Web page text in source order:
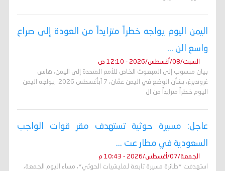
اليمن اليوم يواجه خطراً متزايداً من العودة إلى صراع
واسع الن ...
السبت/08/أغسطس/2026 - 12:10 ص
بيان منسوب إلى المبعوث الخاص للأمم المتحدة إلى اليمن، هانس
غروندبرغ، بشأن الوضع في اليمن عمّان، 7 آبأغسطس 2026- يواجه اليمن
اليوم خطراً متزايداً من ال
عاجل: مسيرة حوثية تستهدف مقر قوات الواجب
السعودية في مطار عت ...
الجمعة/07/أغسطس/2026 - 10:43 م
استهدفت *طائرة مسيرة تابعة لمليشيات الحوثي*، مساء اليوم الجمعة،